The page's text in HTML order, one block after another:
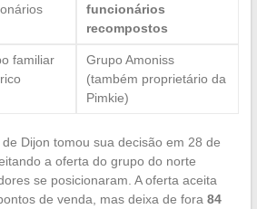
funcionários
recompostos
familiar
Grupo Amoniss
(também proprietário da
Pimkie)
Dijon tomou sua decisão em 28 de
a oferta do grupo do norte
se posicionaram. A oferta aceita
de venda, mas deixa de fora 84